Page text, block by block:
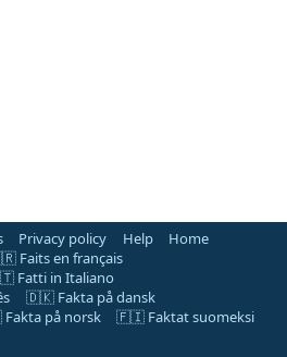
Privacy policy Help
Home
Faits en français
Fatti in Italiano
🇩🇰 Fakta på dansk
på norsk
🇫🇮 Faktat suomeksi